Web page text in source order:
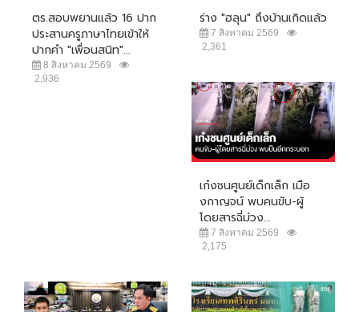
ตร.สอบพยานแล้ว 16 ปาก
ประสานครูภาษาไทยเข้าให้
ปากคำ "เพื่อนสนิท"...
8 สิงหาคม 2569
2,936
ร่าง "ฮลุน" ถึงบ้านเกิดแล้ว
7 สิงหาคม 2569
2,361
เก๋งชนศูนย์เด็กเล็ก เมือ
งกาญจน์ พบคนขับ-ผู้
โดยสารฉี่ม่วง...
7 สิงหาคม 2569
2,175